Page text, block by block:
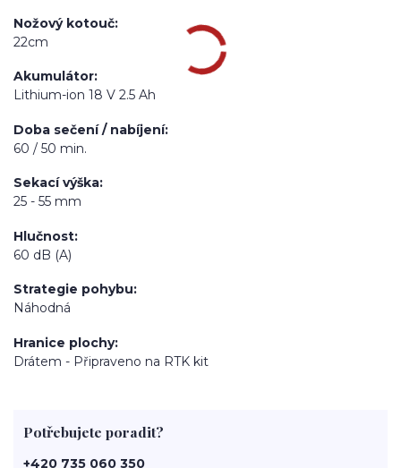
Nožový kotouč
22cm
Akumulátor
Lithium-ion 18 V 2.5 Ah
Doba sečení / nabíjení
60 / 50 min.
Sekací výška
25 - 55 mm
Hlučnost
60 dB (A)
Strategie pohybu
Náhodná
Hranice plochy
Drátem - Připraveno na RTK kit
Potřebujete poradit?
+420 735 060 350